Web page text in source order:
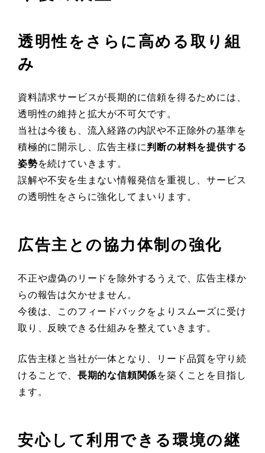
透明性をさらに高める取り組
み
資料請求サービスが長期的に信頼を得るためには、
透明性の維持と拡大が不可欠です。
当社は今後も、流入経路の内訳や不正除外の基準を
積極的に開示し、広告主様に判断の材料を提供する
姿勢を続けていきます。
誤解や不安を生まない情報発信を重視し、サービス
の透明性をさらに強化してまいります。
広告主との協力体制の強化
不正や虚偽のリードを除外するうえで、広告主様か
らの報告は欠かせません。
今後は、このフィードバックをよりスムーズに受け
取り、反映できる仕組みを整えていきます。
広告主様と当社が一体となり、リード品質を守り続
けることで、 長期的な信頼関係を築くことを目指し
ます。
安心して利用できる環境の継